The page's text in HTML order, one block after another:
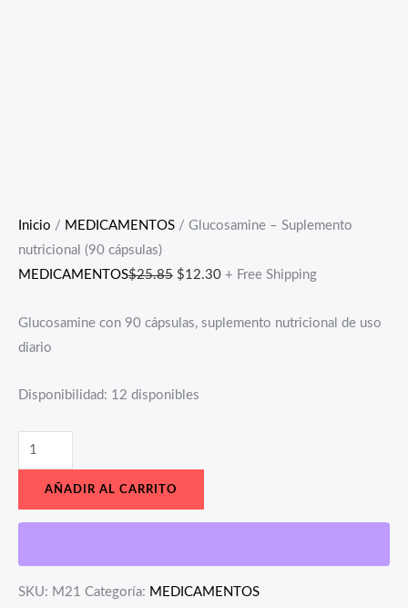
Inicio / MEDICAMENTOS / Glucosamine – Suplemento
nutricional (90 cápsulas)
MEDICAMENTOS$25.85 $12.30 + Free Shipping
Glucosamine con 90 cápsulas, suplemento nutricional de uso
diario
Disponibilidad: 12 disponibles
AÑADIR AL CARRITO
SKU: M21 Categoría: MEDICAMENTOS